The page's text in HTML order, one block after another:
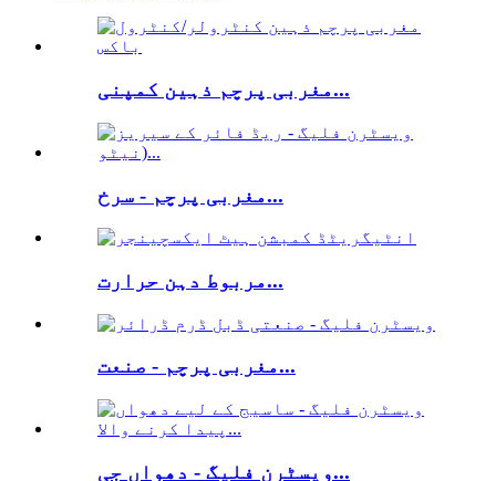
مغربی پرچم ذہین کمپنی...
مغربی پرچم - سرخ...
مربوط دہن حرارت...
مغربی پرچم - صنعت...
ویسٹرن فلیگ - دھواں جی...